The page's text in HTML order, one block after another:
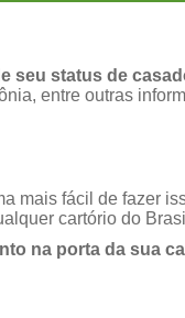
seu status de
entre outras
mais fácil de fazer
cartório do
na porta da sua